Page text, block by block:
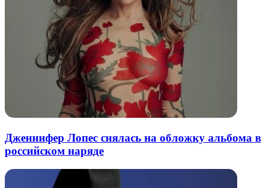
Дженнифер Лопес снялась на обложку альбома в
российском наряде